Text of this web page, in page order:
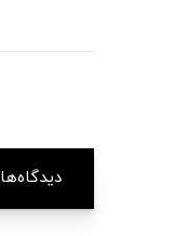
دیدگاه‌ها